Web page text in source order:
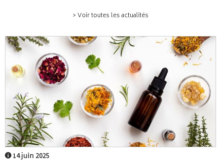
> Voir toutes les actualités
14 juin 2025